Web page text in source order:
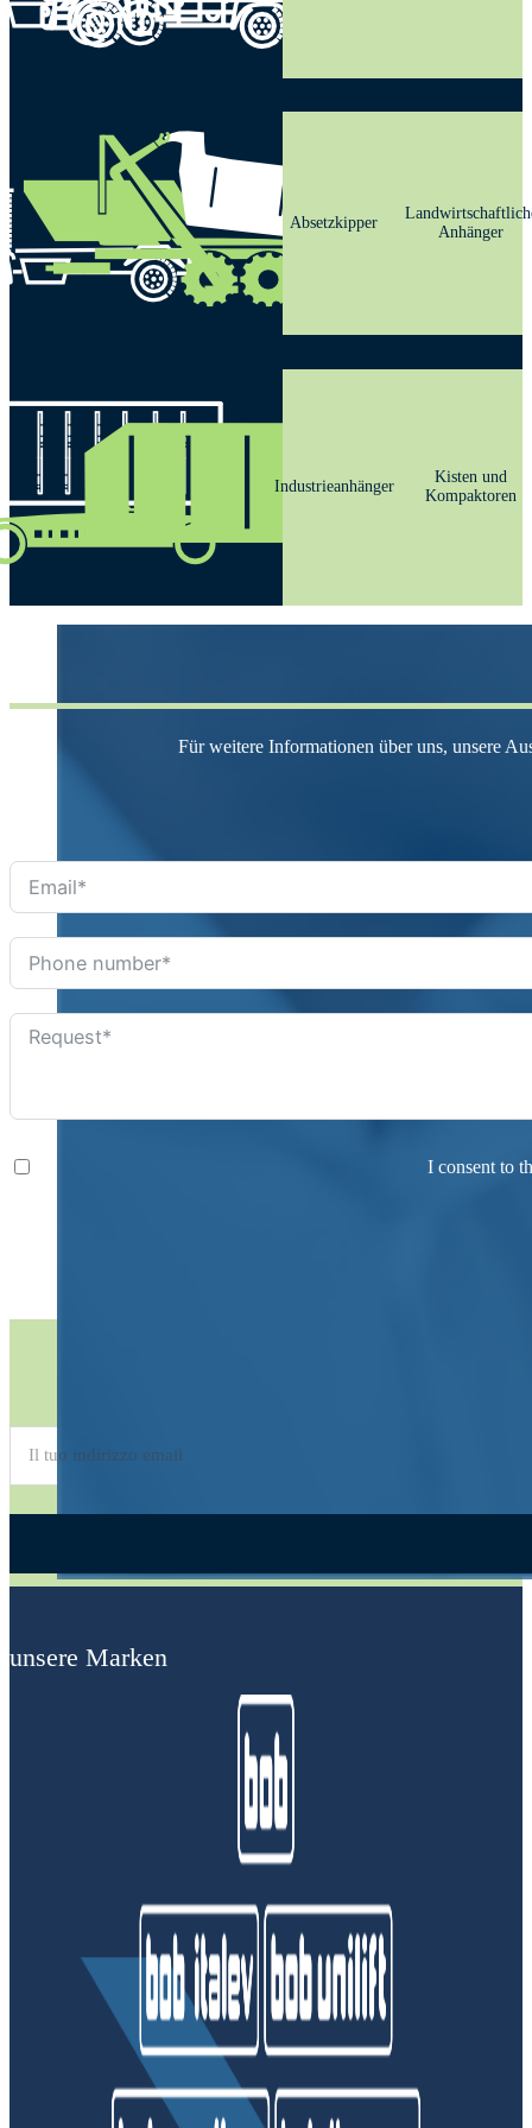
Absetzkipper
Anhänger
Industrieanhänger
Kisten und
Kompaktoren
Für weitere Informationen über uns, unsere
I consent to
Alternative:
unsere Marken